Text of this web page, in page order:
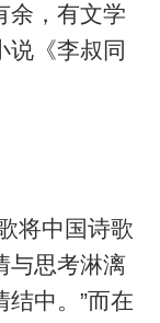
余，有文学
说《李叔同
将中国诗歌
与思考淋漓
中。”而在